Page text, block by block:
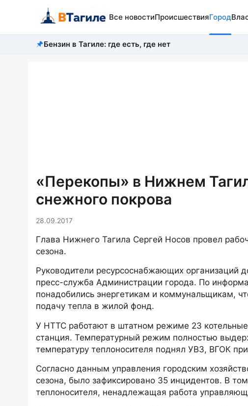
Все новостиПроисшествияГород
Бензин в Тагиле: где есть, где нет
«Перекопы» в Нижнем
снежного покрова
28.09.2017
Глава Нижнего Тагила Сергей Носов провел
сезона.
Руководители ресурсоснабжающих организаций
пресс-служба Администрации города. По
понадобились энергетикам и коммунальщикам,
подачу тепла в жилой фонд.
У НТТС работают в штатном режиме 23
станция. Температурный режим полностью
температуру теплоносителя поднял УВЗ, ВГОК
Согласно данным управления городским
сезона, было зафиксировано 35 инцидентов. В
теплоносителя, ненадлежащая работа